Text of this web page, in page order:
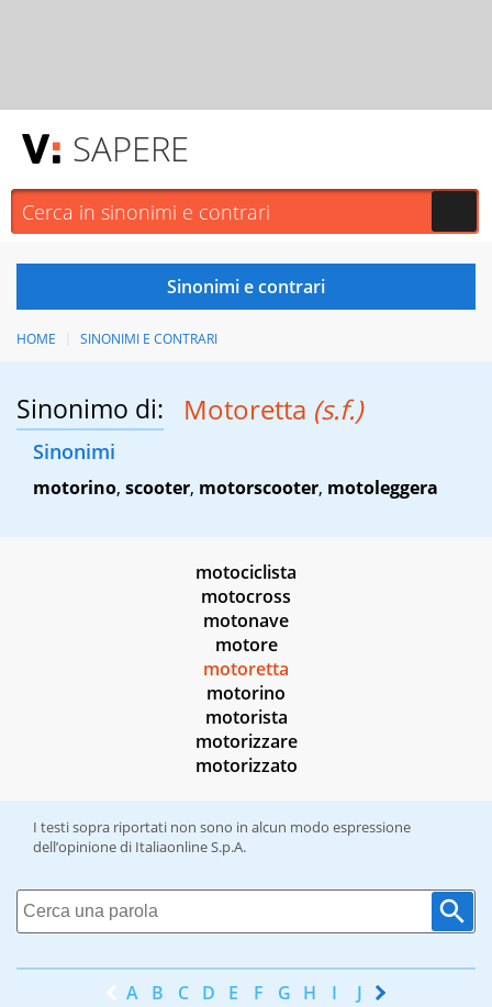
SAPERE
HOME SINONIMI E CONTRARI
Sinonimo di: Motoretta (s.f.)
Sinonimi
motorino, scooter, motorscooter, motoleggera
motociclista
motocross
motonave
motore
motoretta
motorino
motorista
motorizzare
motorizzato
I testi sopra riportati non sono in alcun modo espressione
dell’opinione di Italiaonline S.p.A.
A B C D E F G H I J K